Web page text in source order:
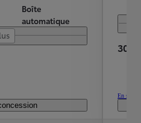
Boîte
automatique
30
En